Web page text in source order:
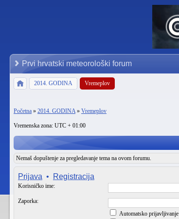
Prvi hrvatski meteorološki forum
2014. GODINA Vremeplov
Početna » 2014. GODINA» Vremeplov
Vremenska zona: UTC + 01:00
Nemaš dopuštenje za pregledavanje tema na ovom forumu.
Prijava • Registracija
Korisničko ime:
Zaporka:
Automatsko prijavljivanje